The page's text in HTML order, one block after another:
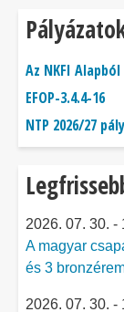
Az NKFI
EFOP-3.4.4-16
NTP 2026/27
2026. 07. 30. -
A magyar
és 3
2026. 07. 30. -